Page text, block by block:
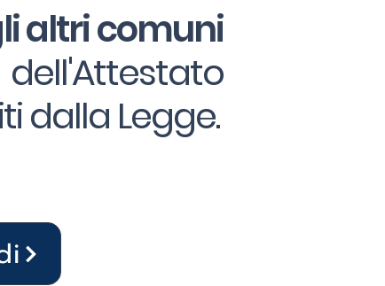
altri comuni
dalla Legge.